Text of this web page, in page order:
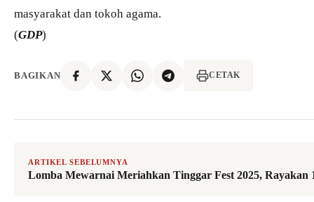
masyarakat dan tokoh agama.
(GDP)
BAGIKAN CETAK
ARTIKEL SEBELUMNYA
Lomba Mewarnai Meriahkan Tinggar Fest 2025, Rayakan